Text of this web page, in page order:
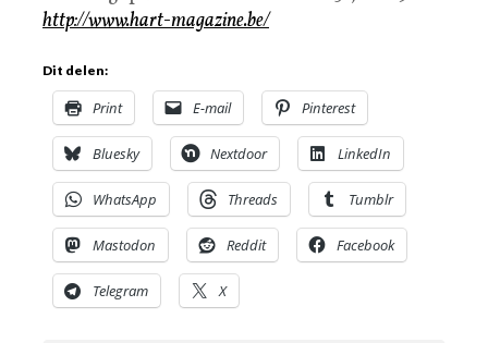
http://www.hart-magazine.be/
Dit delen:
Print E-mail Pinterest
Bluesky Nextdoor LinkedIn
WhatsApp Threads Tumblr
Mastodon Reddit Facebook
Telegram X